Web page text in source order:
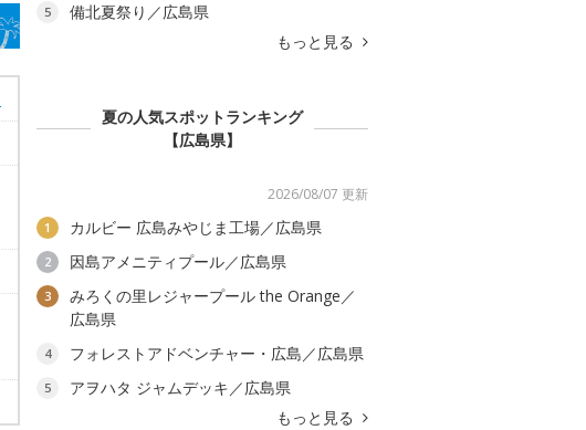
5
備北夏祭り／広島県
もっと見る
夏の人気スポットランキング
【広島県】
2026/08/07 更新
1 カルビー 広島みやじま工場／広島県
2 因島アメニティプール／広島県
3
みろくの里レジャープール the Orange／
広島県
4 フォレストアドベンチャー・広島／広島県
5
アヲハタ ジャムデッキ／広島県
もっと見る